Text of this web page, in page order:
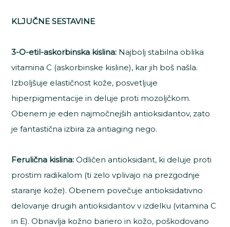
KLJUČNE SESTAVINE
3-O-etil-askorbinska kislina: Najbolj stabilna oblika
vitamina C (askorbinske kisline), kar jih boš našla.
Izboljšuje elastičnost kože, posvetljuje
hiperpigmentacije in deluje proti mozoljčkom.
Obenem je eden najmočnejših antioksidantov, zato
je fantastična izbira za antiaging nego.
Ferulična kislina:Odličen antioksidant, ki deluje proti
prostim radikalom (ti zelo vplivajo na prezgodnje
staranje kože). Obenem povečuje antioksidativno
delovanje drugih antioksidantov v izdelku (vitamina C
in E). Obnavlja kožno bariero in kožo, poškodovano